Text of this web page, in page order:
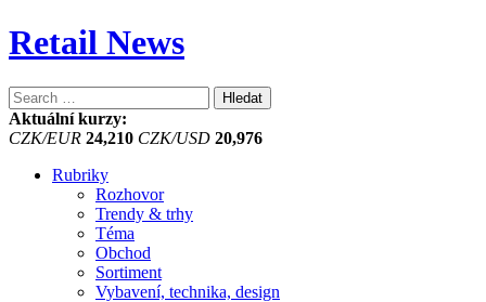
Retail News
Vyhledávání
Aktuální kurzy:
CZK/EUR 24,210 CZK/USD 20,976
Rubriky
Rozhovor
Trendy & trhy
Téma
Obchod
Sortiment
Vybavení, technika, design